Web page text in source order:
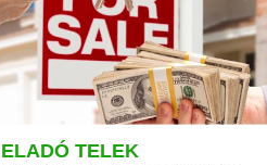
ELADÓ TELEK